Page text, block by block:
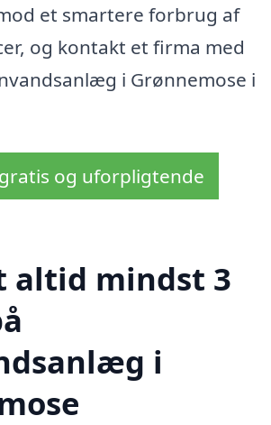
et smartere forbrug af
og kontakt et firma med
i Grønnemose i
og uforpligtende
altid mindst 3
i